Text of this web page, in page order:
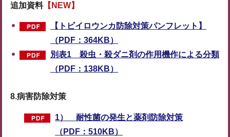
追加資料【NEW】
【トビイロウンカ防除対策パンフレット】
（PDF：364KB）
別表1 殺虫・殺ダニ剤の作用機作による分類
（PDF：138KB）
8.病害防除対策
1） 耐性菌の発生と薬剤防除対策
（PDF：510KB）